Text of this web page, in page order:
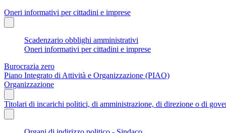
Oneri informativi per cittadini e imprese
Scadenzario obblighi amministrativi
Oneri informativi per cittadini e imprese
Burocrazia zero
Piano Integrato di Attività e Organizzazione (PIAO)
Organizzazione
Titolari di incarichi politici, di amministrazione, di direzione o di